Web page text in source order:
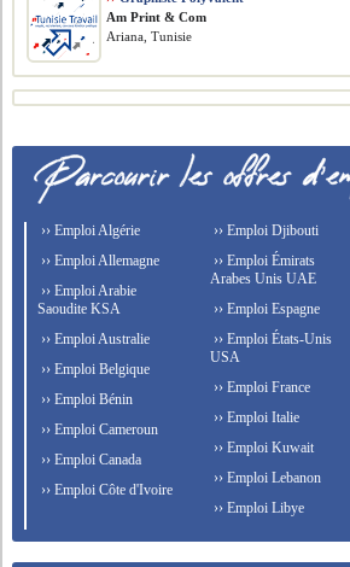
Am Print & Com
Ariana, Tunisie
›› Emploi Algérie
›› Emploi Allemagne
›› Emploi Arabie
Saoudite KSA
›› Emploi Australie
›› Emploi Belgique
›› Emploi Bénin
›› Emploi Cameroun
›› Emploi Canada
›› Emploi Côte d'Ivoire
›› Emploi Djibouti
›› Emploi Émirats
Arabes Unis UAE
›› Emploi Espagne
›› Emploi États-Unis
USA
›› Emploi France
›› Emploi Italie
›› Emploi Kuwait
›› Emploi Lebanon
›› Emploi Libye